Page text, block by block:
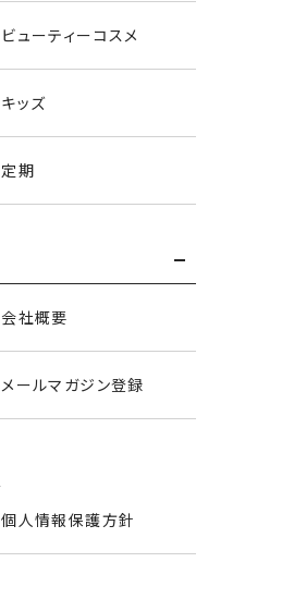
ビューティーコスメ
キッズ
定期
会社概要
メールマガジン登録
個人情報保護方針